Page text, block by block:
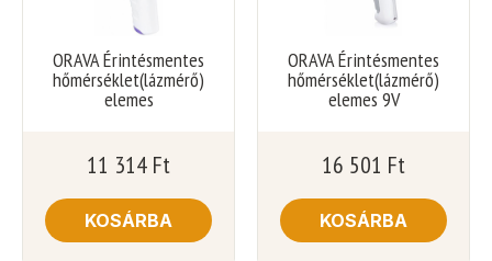
ORAVA Érintésmentes
hőmérséklet(lázmérő)
elemes
11 314 Ft
KOSÁRBA
ORAVA Érintésmentes
hőmérséklet(lázmérő)
elemes 9V
16 501 Ft
KOSÁRBA